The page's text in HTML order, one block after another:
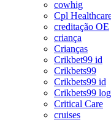
cowhig
Cpl
creditação OE
criança
Crianças
Crikbet99 id
Crikbets99
Crikbets99 id
Crikbets99
Critical Care
cruises